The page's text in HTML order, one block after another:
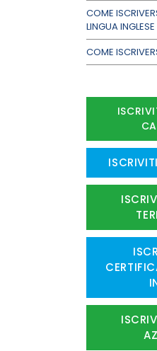
COME
LINGUA INGLESE
COME